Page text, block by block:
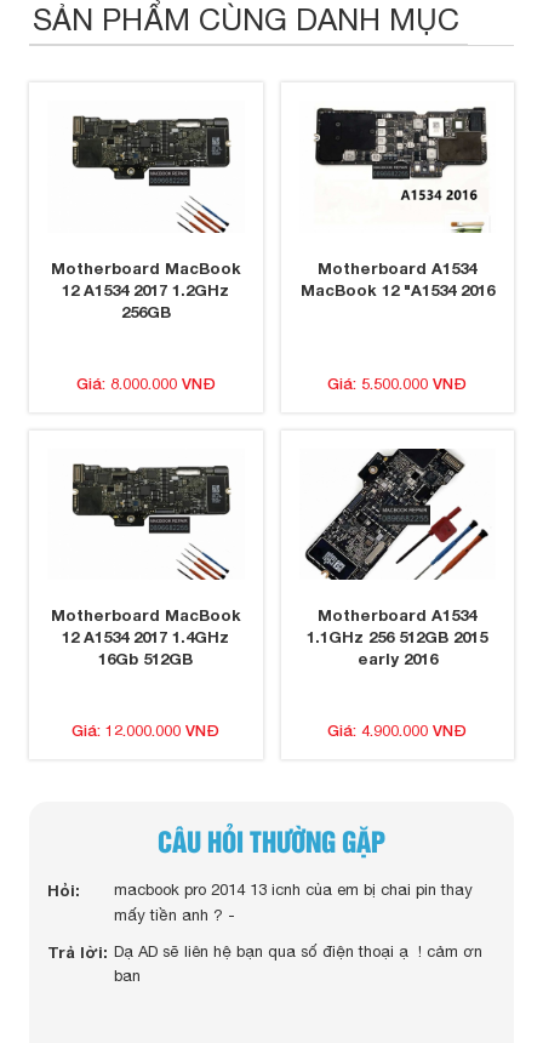
SẢN PHẨM CÙNG DANH MỤC
Motherboard MacBook
12 A1534 2017 1.2GHz
256GB
Giá: 8.000.000 VNĐ
Motherboard A1534
MacBook 12 "A1534 2016
Giá: 5.500.000 VNĐ
Motherboard MacBook
12 A1534 2017 1.4GHz
16Gb 512GB
Giá: 12.000.000 VNĐ
Motherboard A1534
1.1GHz 256 512GB 2015
early 2016
Giá: 4.900.000 VNĐ
CÂU HỎI THƯỜNG GẶP
Hỏi:
macbook pro 2014 13 icnh của em bị chai pin thay
mấy tiền anh ? -
Trả lời: Dạ AD sẽ liên hệ bạn qua số điện thoại ạ ! cảm ơn
ban